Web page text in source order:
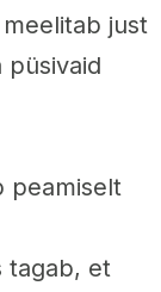
just
püsivaid
peamiselt
tagab, et